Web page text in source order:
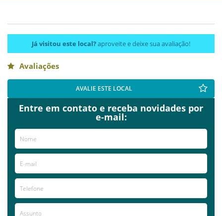
Já visitou este local?aproveite e deixe sua avaliação!
Avaliações
AVALIE ESTE LOCAL
Entre em contato e receba novidades por
e-mail: